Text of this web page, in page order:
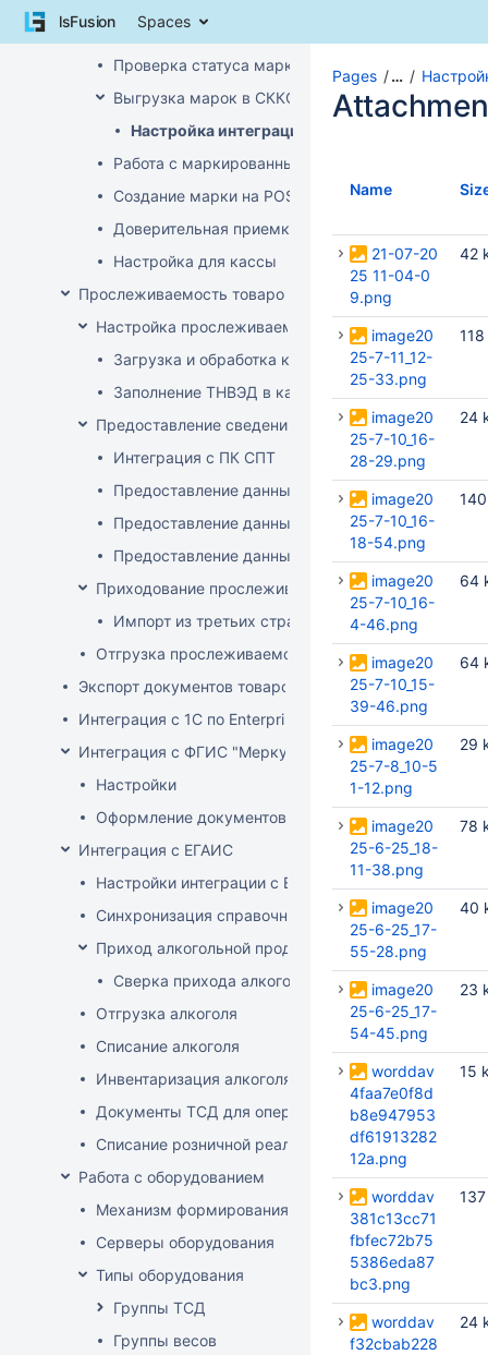
Skip
lsFusion Spaces
Проверка статуса марки на ТСД
Проверка статуса марки на приходе
Выгрузка марок в СККО при реализации без
Настройка интеграции с СККО
Работа с маркированным товаром на POS
Создание марки на POS
Доверительная приемка маркированного
Настройка для кассы
Прослеживаемость товаров
Настройка прослеживаемости
Загрузка и обработка кодов ТН ВЭД
Заполнение ТНВЭД в карточке товара
Предоставление сведений о прослеживаемых
Интеграция с ПК СПТ
Предоставление данных по остаткам
Предоставление данных о ввозе
Предоставление данных о произведенных
Приходование прослеживаемого товара
Импорт из третьих стран (не ЕАЭС)
Отгрузка прослеживаемого товара
Экспорт документов товародвижения
Интеграция с 1С по EnterpriseData
Интеграция с ФГИС "Меркурий"
Настройки
Оформление документов с ВСД
Интеграция с ЕГАИС
Настройки интеграции с ЕГАИС
Синхронизация справочников
Приход алкогольной продукции
Сверка прихода алкоголя на ТСД
Отгрузка алкоголя
Списание алкоголя
Инвентаризация алкоголя
Документы ТСД для операций с алкоголем
Списание розничной реализации алкоголя
Работа с оборудованием
Механизм формирования стоп-листа
Серверы оборудования
Типы оборудования
Группы ТСД
Группы весов
Pages …
Name
21-07-20
25 11-04-0
9.png
42
image20
25-7-11_12-
25-33.png
image20
25-7-10_16-
28-29.png
24
image20
25-7-10_16-
18-54.png
image20
25-7-10_16-
4-46.png
64
image20
25-7-10_15-
39-46.png
64
image20
25-7-8_10-5
1-12.png
29
image20
25-6-25_18-
11-38.png
78
image20
25-6-25_17-
55-28.png
40
image20
25-6-25_17-
54-45.png
23
worddav
4faa7e0f8d
b8e947953
df61913282
12a.png
15
worddav
381c13cc71
fbfec72b75
5386eda87
bc3.png
worddav
f32cbab228
24